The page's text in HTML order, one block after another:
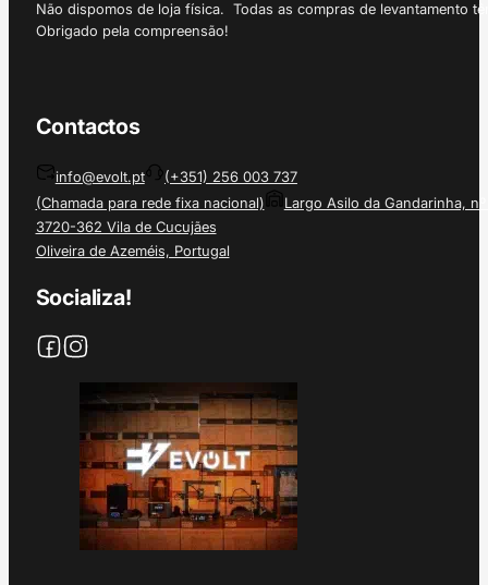
Não dispomos de loja física. Todas as compras de levantamento
Obrigado pela compreensão!
Contactos
info@evolt.pt
(+351) 256 003 737
(Chamada para rede fixa nacional)
Largo Asilo da Gandarinha, nº
3720-362 Vila de Cucujães
Oliveira de Azeméis, Portugal
Socializa!